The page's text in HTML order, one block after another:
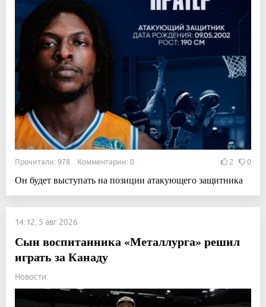
Прочитали: 978 Комментарии: 0 2 0
Он будет выступать на позиции атакующего защитника
14:12, 5 авг 2026
Сын воспитанника «Металлурга» решил
играть за Канаду
Новости